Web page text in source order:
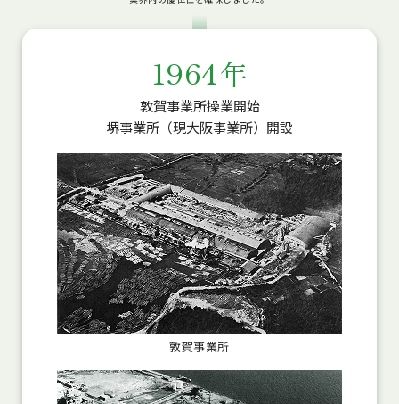
1964年
敦賀事業所操業開始
堺事業所（現大阪事業所）開設
敦賀事業所